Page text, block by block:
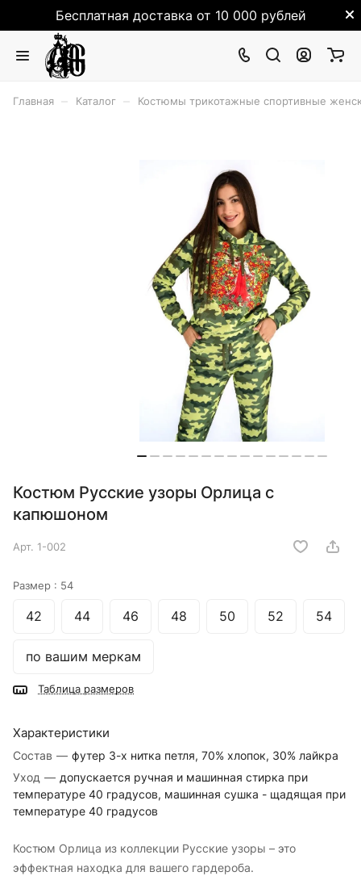
Бесплатная доставка от 10 000 рублей
Главная Каталог Костюмы трикотажные спортивные
Костюм Русские узоры Орлица с
капюшоном
Арт. 1-002
Размер : 54
42 44 46 48 50 52 54
по вашим меркам
Таблица размеров
Характеристики
Состав — футер 3-х нитка петля, 70% хлопок, 30% лайкра
Уход — допускается ручная и машинная стирка при
температуре 40 градусов, машинная сушка - щадящая при
температуре 40 градусов
Костюм Орлица из коллекции Русские узоры – это
эффектная находка для вашего гардероба.